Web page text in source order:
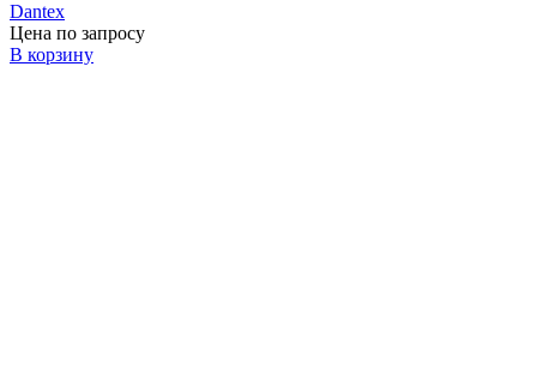
Dantex
Цена по запросу
В корзину